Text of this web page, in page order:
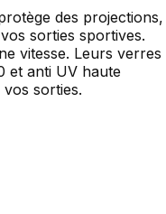
des projections,
sorties sportives.
vitesse. Leurs verres
et anti UV haute
sorties.